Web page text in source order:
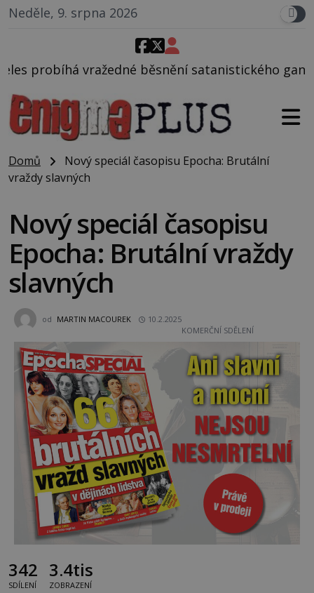
Neděle, 9. srpna 2026
satanistického gangu vedeného
Domů
Nový speciál časopisu Epocha: Brutální
vraždy slavných
Nový speciál časopisu
Epocha: Brutální vraždy
slavných
od MARTIN MACOUREK
10.2.2025
KOMERČNÍ SDĚLENÍ
342
SDÍLENÍ
3.4tis
ZOBRAZENÍ